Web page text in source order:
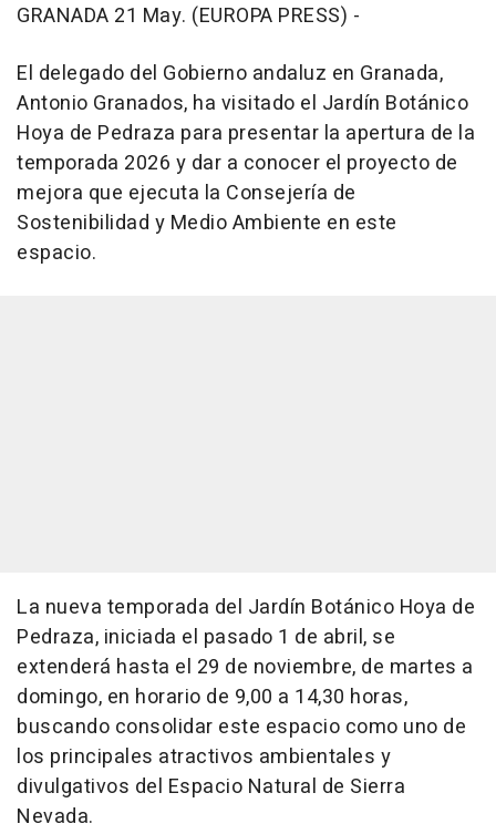
GRANADA 21 May. (EUROPA PRESS) -
El delegado del Gobierno andaluz en Granada,
Antonio Granados, ha visitado el Jardín Botánico
Hoya de Pedraza para presentar la apertura de la
temporada 2026 y dar a conocer el proyecto de
mejora que ejecuta la Consejería de
Sostenibilidad y Medio Ambiente en este
espacio.
La nueva temporada del Jardín Botánico Hoya de
Pedraza, iniciada el pasado 1 de abril, se
extenderá hasta el 29 de noviembre, de martes a
domingo, en horario de 9,00 a 14,30 horas,
buscando consolidar este espacio como uno de
los principales atractivos ambientales y
divulgativos del Espacio Natural de Sierra
Nevada.